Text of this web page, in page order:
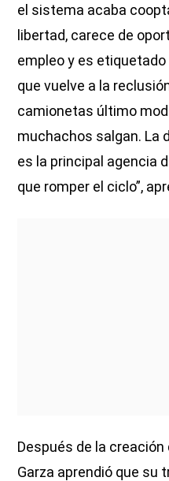
el sistema acaba
libertad, carece de
empleo y es
que vuelve a la
camionetas último
muchachos salgan. La
es la principal agencia
que romper el ciclo”,
Después de la creación
Garza aprendió que su